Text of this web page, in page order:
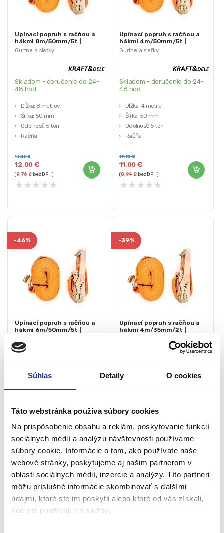
Súhlas Detaily O cookies
Táto webstránka používa súbory cookies
Na prispôsobenie obsahu a reklám, poskytovanie funkcií
sociálnych médií a analýzu návštevnosti používame
súbory cookie. Informácie o tom, ako používate naše
webové stránky, poskytujeme aj našim partnerom v
oblasti sociálnych médií, inzercie a analýzy. Títo partneri
môžu príslušné informácie skombinovať s ďalšími
údajmi, ktoré ste im poskytli alebo ktoré od vás získali,
keď ste používali ich služby.
Gurtne a sieťky
Upínací popruh s račňou a
hákmi 8m/50mm/5t |
KD1335
Skladom - doručenie do 24-
48 hod
Dĺžka: 8 metrov
Šírka: 50 mm
Odolnosť: 5 ton
Račňa
12,00€
16,00€
(9,76€ bez DPH)
★★★★★
Gurtne a sieťky
Upínací popruh s račňou a
hákmi 4m/50mm/5t |
KD1327
Skladom - doručenie do 24-
48 hod
Dĺžka: 4 metre
Šírka: 50 mm
Odolnosť: 5 ton
Račňa
11,00€
19,95€
(8,94€ bez DPH)
★★★★★
-46%
Upínací popruh s račňou a
hákmi 6m/50mm/5t |
48 hod
Odolnosť: 5 ton
Račňa
Dvojbodový
12,00€
(9,76€bez DPH)
★★★★★
-39%
Upínací popruh s račňou a
hákmi 4m/35mm/2t |
48 hod
Odolnosť: 2 tony
Račňa
Dvojbodový
9,00€
(7,32€bez DPH)
★ ★ ★★★